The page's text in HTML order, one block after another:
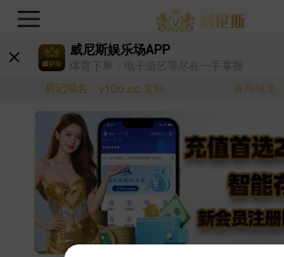
威尼斯娱乐场APP
体育下单，电子游艺等尽在一手掌握
易记域名： v100.cc 复制 备用域名：